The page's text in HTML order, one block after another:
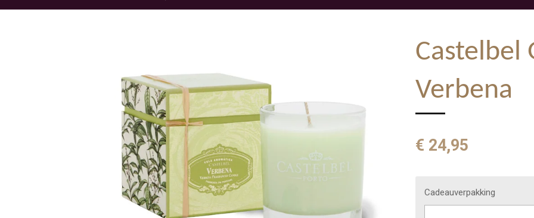
Castelbel
Verbena
€ 24,95
Cadeauverpakking